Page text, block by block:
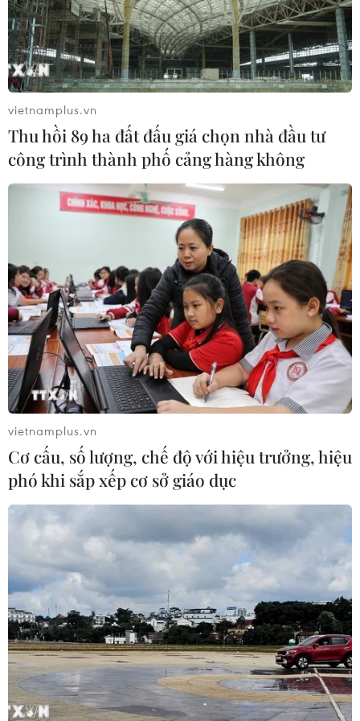
11 cô gái sông Hương - biểu tượng
anh hùng của tuổi xuân thời chiến
25/07/2026 09:19
FAHASA và Deli ra mắt không
gian sáng tạo văn phòng phẩm, nâng
cao văn hóa đọc
25/07/2026 02:06
Từ lửa đạn đến thủ lĩnh kinh tế thời
bình
24/07/2026 23:00
VPBank và Coolmate nâng trải
nghiệm tại VPBank Hanoi
International Marathon
24/07/2026 08:40
Nhà sáng lập Miss Multicultural
World: Mỗi thí sinh quốc tế đều
mang theo ký ức đẹp về Việt Nam
23/07/2026 09:23
Người cựu chiến binh hơn 40
năm theo ký ức đi tìm đồng đội
23/07/2026 04:07
vietnamplus.vn
Thu hồi 89 ha đất đấu giá chọn nhà đầu tư
công trình thành phố cảng hàng không
vietnamplus.vn
Cơ cấu, số lượng, chế độ với hiệu trưởng, hiệu
phó khi sắp xếp cơ sở giáo dục